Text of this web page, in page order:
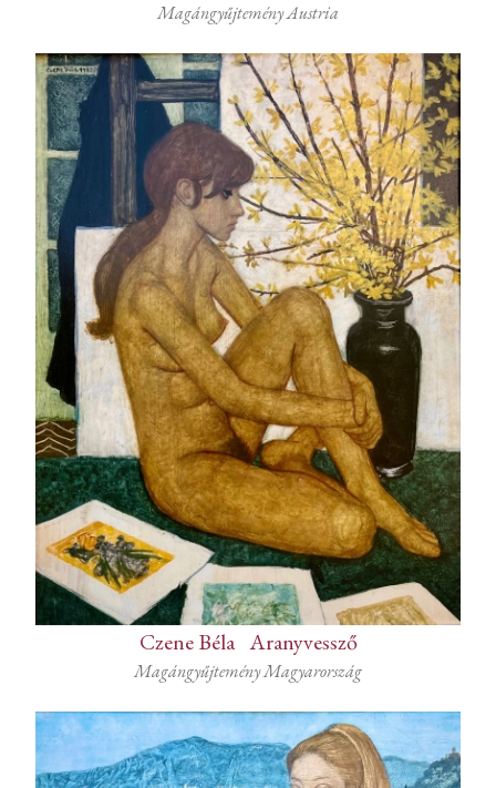
Magángyűjtemény Austria
Czene Béla- Aranyvessző
Magángyűjtemény Magyarország